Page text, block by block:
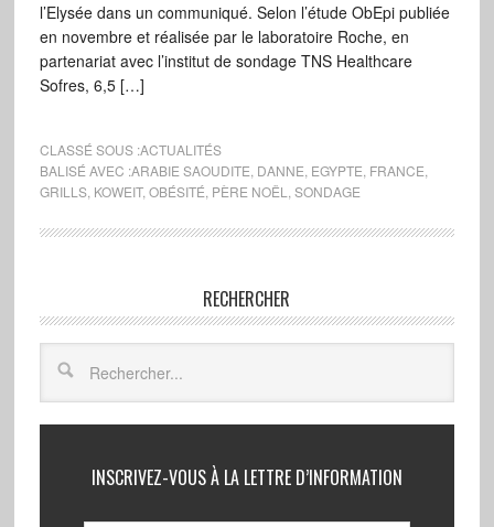
l’Elysée dans un communiqué. Selon l’étude ObEpi publiée
en novembre et réalisée par le laboratoire Roche, en
partenariat avec l’institut de sondage TNS Healthcare
Sofres, 6,5 […]
CLASSÉ SOUS :ACTUALITÉS
BALISÉ AVEC :ARABIE SAOUDITE DANNE EGYPTE FRANCE
GRILLS, KOWEIT, OBÉSITÉ PÈRE NOËL SONDAGE
RECHERCHER
INSCRIVEZ-VOUS À LA LETTRE D’INFORMATION